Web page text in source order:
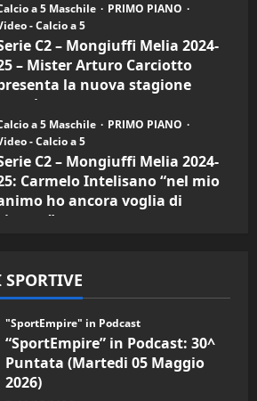
26/09/2024
a 5 Maschile
PRIMO PIANO
- Calcio a 5
C2 – Mongiuffi Melia 2024-
– Mister Arturo Carciotto
la nuova stagione
sportiva
11/09/2024
a 5 Maschile
PRIMO PIANO
- Calcio a 5
C2 – Mongiuffi Melia 2024-
Carmelo Intelisano “nel mio
ho ancora voglia di
vincere”
"SportEmpire" in Podcast
“SportEmpire” in Podcast: 30^
Puntata (Martedi 05 Maggio
2026)